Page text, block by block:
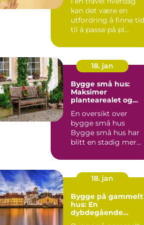
kan det være en
utfordring å finne tid
til å passe på pl...
18. jan
Bygge små hus:
Maksimer
plantearealet og
En oversikt over
bygge små hus
Bygge små hus har
blitt en stadig mer
huseiere s...
18. jan
Bygge på gammelt
hus: En
dybdegående